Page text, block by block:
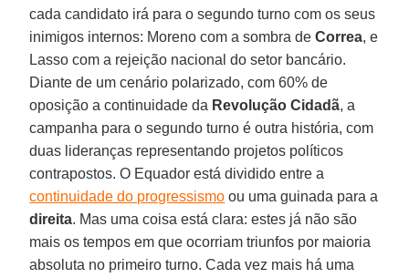
cada candidato irá para o segundo turno com os seus
inimigos internos: Moreno com a sombra deCorrea, e
Lasso com a rejeição nacional do setor bancário.
Diante de um cenário polarizado, com 60% de
oposição a continuidade da Revolução Cidadã, a
campanha para o segundo turno é outra história, com
duas lideranças representando projetos políticos
contrapostos. O Equador está dividido entre a
continuidade do progressismo ou uma guinada para a
direita. Mas uma coisa está clara: estes já não são
mais os tempos em que ocorriam triunfos por maioria
absoluta no primeiro turno. Cada vez mais há uma